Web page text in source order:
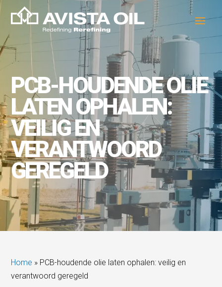
PCB-HOUDENDE OLIE
LATEN OPHALEN:
VEILIG EN
VERANTWOORD
GEREGELD
Home » PCB-houdende olie laten ophalen: veilig en
verantwoord geregeld